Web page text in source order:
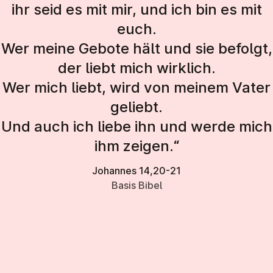
ihr seid es mit mir, und ich bin es mit
euch.
Wer meine Gebote hält und sie befolgt,
der liebt mich wirklich.
Wer mich liebt, wird von meinem Vater
geliebt.
Und auch ich liebe ihn und werde mich
ihm zeigen.“
Johannes 14,20-21
Basis Bibel